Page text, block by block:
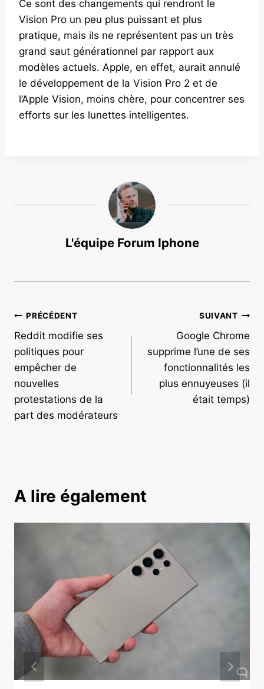
Ce sont des changements qui rendront le
Vision Pro un peu plus puissant et plus
pratique, mais ils ne représentent pas un très
grand saut générationnel par rapport aux
modèles actuels. Apple, en effet, aurait annulé
le développement de la Vision Pro 2 et de
l’Apple Vision, moins chère, pour concentrer ses
efforts sur les lunettes intelligentes.
L'équipe Forum Iphone
Navigation
de
l’article
PRÉCÉDENT
Reddit modifie ses
politiques pour
empêcher de
nouvelles
protestations de la
part des modérateurs
SUIVANT
Google Chrome
supprime l’une de ses
fonctionnalités les
plus ennuyeuses (il
était temps)
A lire également